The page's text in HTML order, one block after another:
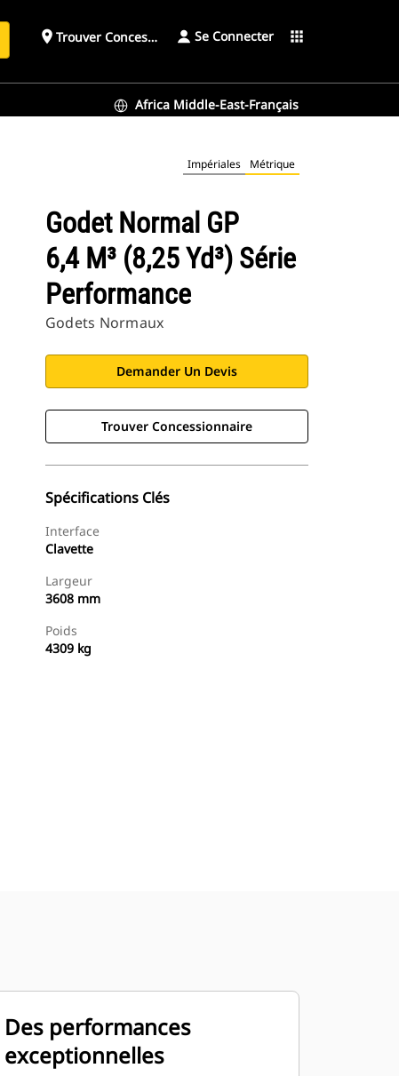
place Trouver ConcessionnaireSe Connecter apps
Africa Middle-East-Français
Impériales Métrique
Godet Normal GP
6,4 M³ (8,25 Yd³) Série
Performance
Godets Normaux
Demander Un Devis
Trouver Concessionnaire
Spécifications Clés
Interface
Clavette
Largeur
3608 mm
Poids
4309 kg
Des performances
exceptionnelles